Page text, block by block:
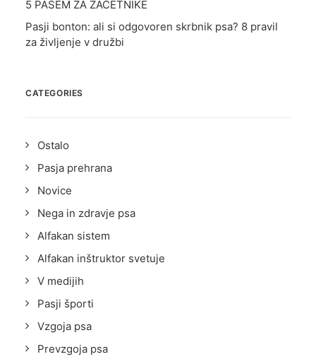
5 PASEM ZA ZAČETNIKE
Pasji bonton: ali si odgovoren skrbnik psa? 8 pravil
za življenje v družbi
CATEGORIES
Ostalo
Pasja prehrana
Novice
Nega in zdravje psa
Alfakan sistem
Alfakan inštruktor svetuje
V medijih
Pasji športi
Vzgoja psa
Prevzgoja psa